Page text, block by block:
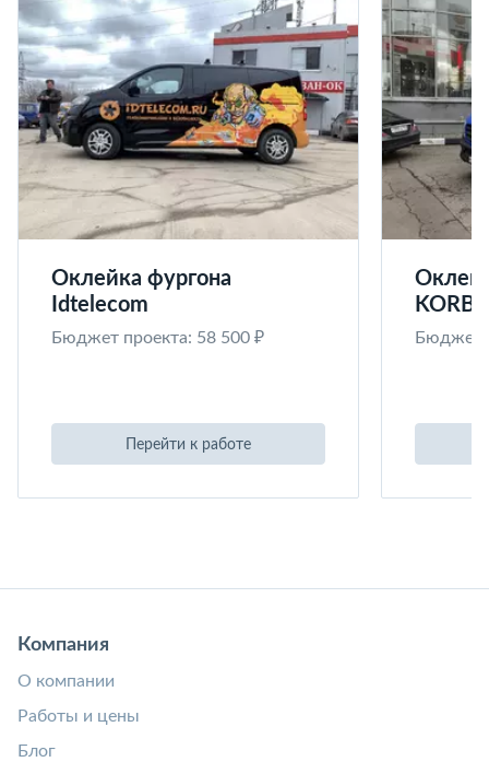
Оклейка фургона
Idtelecom
Бюджет проекта: 58 500 ₽
Перейти к работе
KORB
Бюджет
Компания
О компании
Работы и цены
Блог